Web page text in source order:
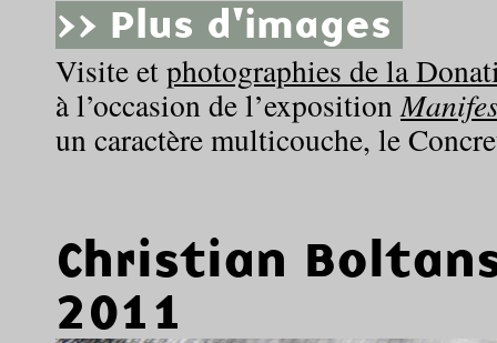
>> Plus d'images
Visite etphotographies de la
à l’occasion de l’exposition
un caractère multicouche, le
Christian
2011